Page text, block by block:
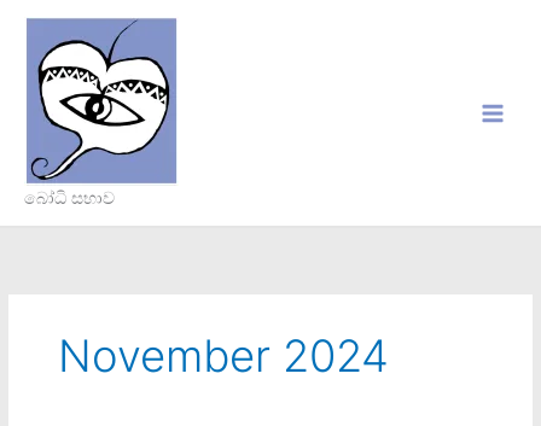
content
බෝධි සභාව
November 2024